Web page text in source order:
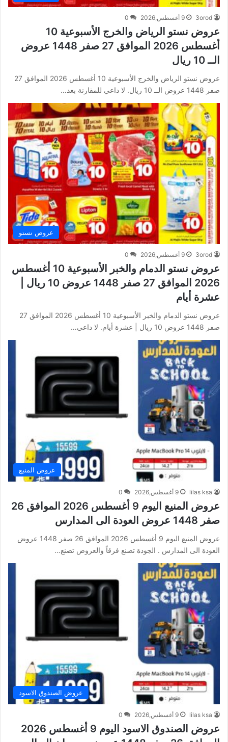
3orod 9 أغسطس,2026 0
عروض نستو الرياض والخرج الأسبوعية 10
أغسطس 2026 الموافق 27 صفر 1448 عروض
الــ 10 ريال
عروض نستو الرياض والخرج الأسبوعية 10 أغسطس 2026 الموافق 27
صفر 1448 عروض الــ 10 ريال. لا داعي للمقارنة بعد…
عروض نستو
3orod 9 أغسطس,2026 0
عروض نستو الدمام والخبر الأسبوعية 10 أغسطس
2026 الموافق 27 صفر 1448 عروض 10 ريال |
عشرة أيام
عروض نستو الدمام والخبر الأسبوعية 10 أغسطس 2026 الموافق 27
صفر 1448 عروض 10 ريال | عشرة أيام. لا داعي…
عروض المنيع
lilas ksa 9 أغسطس,2026 0
عروض المنيع اليوم 9 أغسطس 2026 الموافق 26
صفر 1448 عروض العودة الى المدارس
عروض المنيع اليوم 9 أغسطس 2026 الموافق 26 صفر 1448 عروض
العودة الى المدارس . الجودة تصنع فرقاً والعروض تصنع…
عروض الصندوق الاسود
lilas ksa 9 أغسطس,2026 0
عروض الصندوق الاسود اليوم 9 أغسطس 2026